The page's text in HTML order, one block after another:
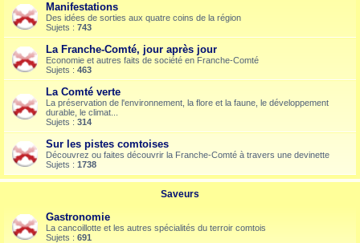
Manifestations
Des idées de sorties aux quatre coins de la région
Sujets : 743
La Franche-Comté, jour après jour
Economie et autres faits de société en Franche-Comté
Sujets : 463
La Comté verte
La préservation de l'environnement, la flore et la faune, le développement
durable, le climat...
Sujets : 314
Sur les pistes comtoises
Découvrez ou faites découvrir la Franche-Comté à travers une devinette
Sujets : 1738
Saveurs
Gastronomie
La cancoillotte et les autres spécialités du terroir comtois
Sujets : 691